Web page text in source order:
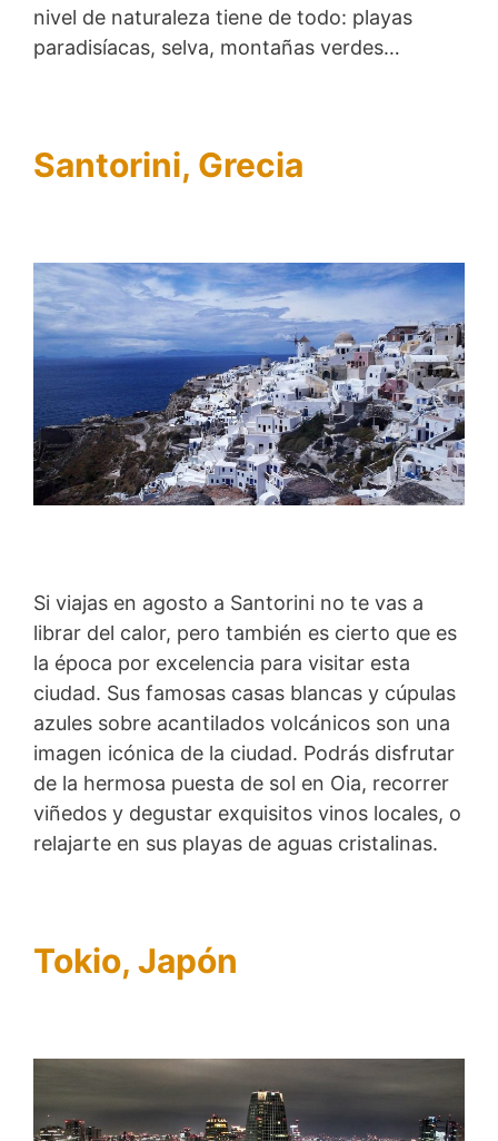
nivel de naturaleza tiene de todo: playas
paradisíacas, selva, montañas verdes…
Santorini, Grecia
Si viajas en agosto a Santorini no te vas a
librar del calor, pero también es cierto que es
la época por excelencia para visitar esta
ciudad. Sus famosas casas blancas y cúpulas
azules sobre acantilados volcánicos son una
imagen icónica de la ciudad. Podrás disfrutar
de la hermosa puesta de sol en Oia, recorrer
viñedos y degustar exquisitos vinos locales, o
relajarte en sus playas de aguas cristalinas.
Tokio, Japón